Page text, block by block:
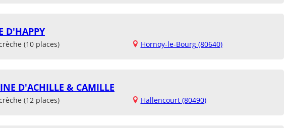
D'HAPPY
(10 places) Hornoy-le-Bourg (80640)
D'ACHILLE & CAMILLE
(12 places) Hallencourt (80490)